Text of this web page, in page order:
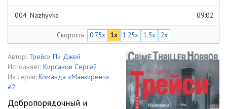
004_Nazhyvka 09:02
005_Nazhyvka
006_Nazhyvka 09:03
007_Nazhyvka 09:35
08:17
Скорость 0.75x 1x 1.25x 1.5x 2x
Автор: Трейси Пи Джей
Исполняет: Кирсанов Сергей
Из серии: Команда «Манкиренч»
#2
Добропорядочный и